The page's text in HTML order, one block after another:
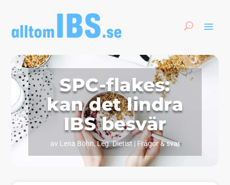
SPC-flakes:
kan det lindra
IBS besvär
av Lena Böhn, Leg. Dietist | Frågor & svar